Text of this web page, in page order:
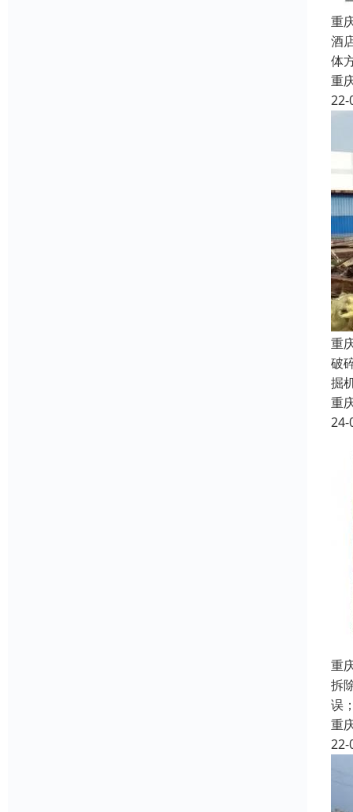
重
酒
体
重
22-
重
破
掘
重
24-
重
拆
误
重
22-